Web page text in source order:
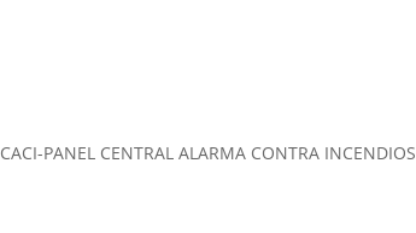
CACI-PANEL CENTRAL ALARMA CONTRA INCENDIOS